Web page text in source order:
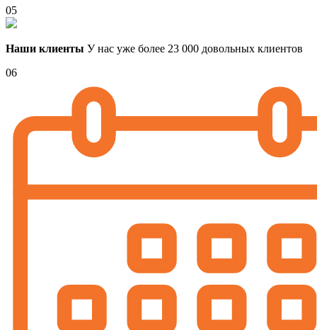
05
Наши клиенты У нас уже более 23 000 довольных клиентов
06